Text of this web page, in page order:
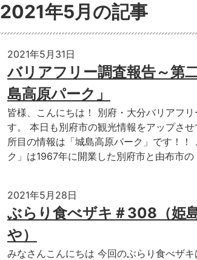
2021年5月の記事
2021年5月31日
バリアフリー調査報告～第
島高原パーク」
皆様、こんにちは！ 別府・大分バリアフ
す。 本日も別府市の観光情報をアップさ
所目の情報は「城島高原パーク」です！！
ク」は1967年に開業した別府市と由布市
2021年5月28日
ぶらり食べザキ＃308（姫
や）
みなさんこんにちは 今回のぶらり食べザ